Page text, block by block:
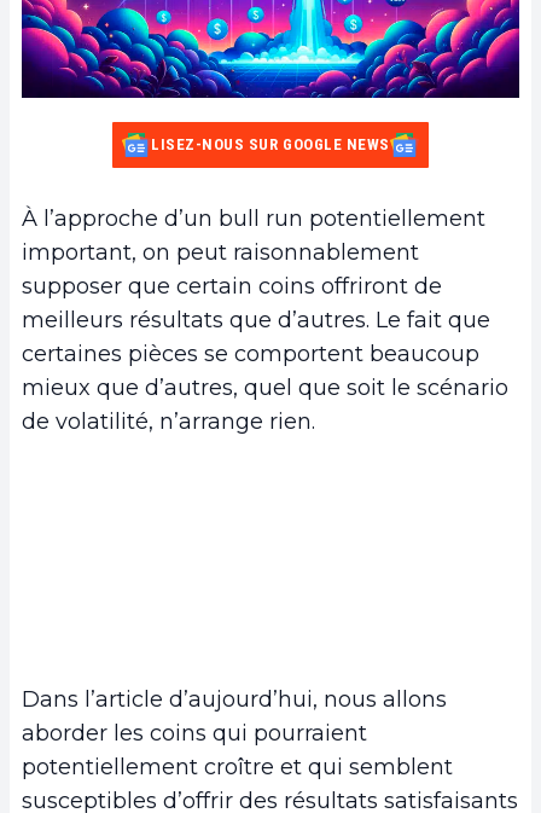
LISEZ-NOUS SUR GOOGLE NEWS
À l’approche d’un bull run potentiellement
important, on peut raisonnablement
supposer que certain coins offriront de
meilleurs résultats que d’autres. Le fait que
certaines pièces se comportent beaucoup
mieux que d’autres, quel que soit le scénario
de volatilité, n’arrange rien.
Dans l’article d’aujourd’hui, nous allons
aborder les coins qui pourraient
potentiellement croître et qui semblent
susceptibles d’offrir des résultats satisfaisants